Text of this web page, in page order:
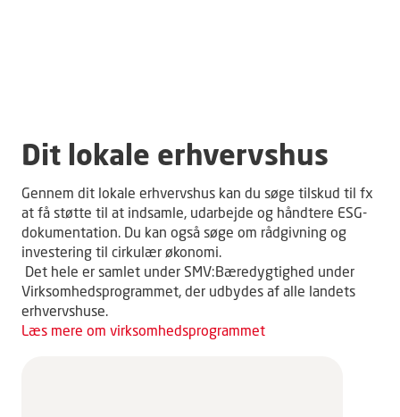
Dit lokale erhvervshus
Gennem dit lokale erhvervshus kan du søge tilskud til fx
at få støtte til at indsamle, udarbejde og håndtere ESG-
dokumentation. Du kan også søge om rådgivning og
investering til cirkulær økonomi.
Det hele er samlet under SMV:Bæredygtighed under
Virksomhedsprogrammet, der udbydes af alle landets
erhvervshuse.
Læs mere om virksomhedsprogrammet